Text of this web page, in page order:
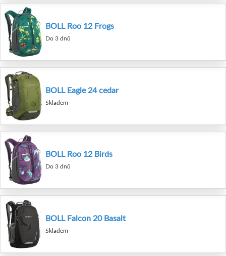
BOLL Roo 12 Frogs
Do 3 dnů
BOLL Eagle 24 cedar
Skladem
BOLL Roo 12 Birds
Do 3 dnů
BOLL Falcon 20 Basalt
Skladem